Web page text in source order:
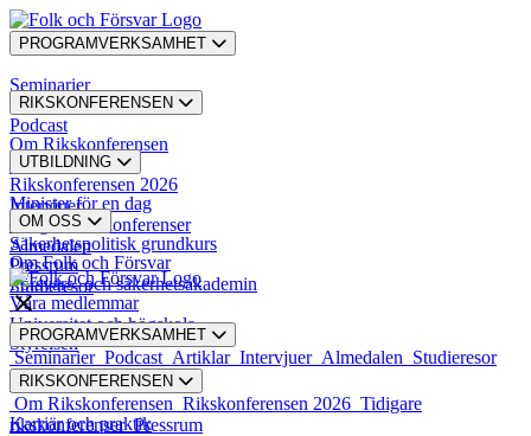
PROGRAMVERKSAMHET
Seminarier
Podcast
Artiklar
Intervjuer
Almedalen
Studieresor
RIKSKONFERENSEN
Om Rikskonferensen
Rikskonferensen 2026
Tidigare rikskonferenser
Pressrum
UTBILDNING
Minister för en dag
Säkerhetspolitisk grundkurs
Försvars- och säkerhetsakademin
Universitet och högskola
OM OSS
Om Folk och Försvar
Våra medlemmar
Styrelsen
Styrande dokument
Karriär och praktik
PROGRAMVERKSAMHET
Seminarier Podcast Artiklar Intervjuer Almedalen Studieresor
RIKSKONFERENSEN
Om Rikskonferensen Rikskonferensen 2026 Tidigare
rikskonferenserPressrum